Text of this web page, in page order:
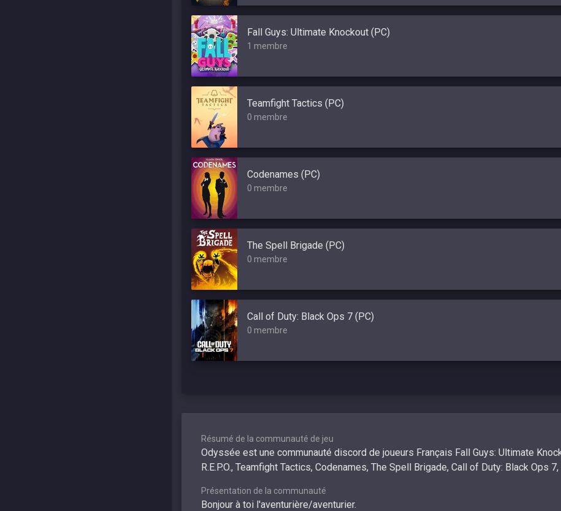
Fall Guys: Ultimate Knockout (PC)
1 membre
Teamfight Tactics (PC)
0 membre
Codenames (PC)
0 membre
The Spell Brigade (PC)
0 membre
Call of Duty: Black Ops 7 (PC)
0 membre
Résumé de la communauté de jeu
Odyssée est une communauté discord de joueurs Français Fall Guys: Ultimate
R.E.P.O., Teamfight Tactics, Codenames, The Spell Brigade, Call of Duty: Black Ops 7,
Présentation de la communauté
Bonjour à toi l'aventurière/aventurier.